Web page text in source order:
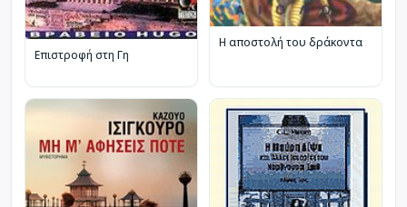
Επιστροφή στη Γη
Η αποστολή του δράκοντα